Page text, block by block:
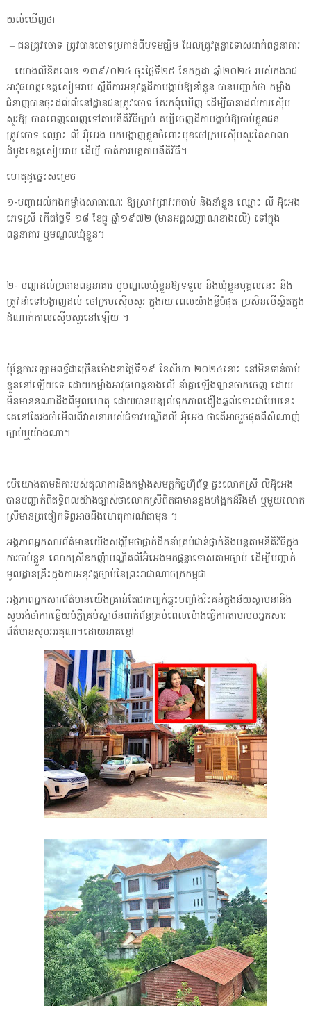
យល់ឃើញថា
– ជនត្រូវចោទ ត្រូវបានចោទប្រកាន់ពីបទមជ្ឈិម ដែលត្រូវផ្តន្ទាទោសដាក់ពន្ធនាគារ
– យោងលិខិតលេខ ១៣៩/០២៤ ចុះថ្ងៃទី២៥ ខែកក្កដា ឆ្នាំ២០២៤ របស់កងរាជ
អាវុធហត្ថខេត្តសៀមរាប ស្ដីពីការអនុវត្តដីកាបង្គាប់ឱ្យនាំខ្លួន បានបញ្ជាក់ថា កម្លាំង
ជំនាញបានចុះដល់លំនៅដ្ឋានជនត្រូវចោទ តែរកពុំឃើញ ដើម្បីធានាដល់ការស៊ើប
សួរឱ្យ បានពេញលេញទៅតាមនីតិវិធីច្បាប់ គប្បីចេញដីកាបង្គាប់ឱ្យចាប់ខ្លួនជន
ត្រូវចោទ ឈ្មោះ លី អ៊ុំអេង មកបង្ហាញខ្លួនចំពោះមុខចៅក្រមស៊ើបសួរនៃសាលា
ដំបូងខេត្តសៀមរាប ដើម្បី ចាត់ការបន្តតាមនីតិវិធី។
ហេតុដូច្នេះសម្រេច
១-បញ្ហាដល់កងកម្លាំងសាធារណៈ ឱ្យស្រាវជ្រាវរកចាប់ និងនាំខ្លួន ឈ្មោះ លី អ៊ុំអេង
ភេទស្រី កើតថ្ងៃទី ១៨ ខែធ្នូ ឆ្នាំ១៩៧២ (មានអត្តសញ្ញាណខាងលើ) ទៅក្នុង
ពន្ធនាគារ ឬមណ្ឌលឃុំខ្លួន។
២- បញ្ហាដល់ប្រធានពន្ធនាគារ ឬមណ្ឌលឃុំខ្លួនឱ្យទទួល និងឃុំខ្លួនបុគ្គលនេះ និង
ត្រូវនាំទៅបង្ហាញដល់ ចៅក្រមស៊ើបសួរ ក្នុងរយៈពេលយ៉ាងខ្លីបំផុត ប្រសិនបើស្ថិតក្នុង
ដំណាក់កាលស៊ើបសួរនៅឡើយ ។
ប៉ុន្តែការឡោមពទ្ធ័ជាច្រើនម៉ោងនាថ្ងៃទី១៩ ខែសីហា ២០២៤នោះ នៅមិនទាន់ចាប់
ខ្លួននៅឡើយទេ ដោយកម្លាំងអាវុធហត្ថខាងលើ នាំគ្នាឡើងឡានចាកចេញ ដោយ
មិនមាននណាដឹងពីមូលហេតុ ដោយបានបន្សល់ទុកភាពងឿងឆ្ងល់ទោះជាបែបនេះ
គេនៅតែរងចាំមើលពីវាសនារបស់ជំទាវបណ្ឌិតលី អ៊ុំអេង ថាតើអាចរួចផុតពីសំណាញ់
ច្បាប់ឬយ៉ាងណា។
បើយោងតាមដីការបស់តុលាការនិងកម្លាំងសមត្ថកិច្ចហ៊ុំព័ទ្ធ ផ្ទះលោកស្រី លីអ៊ុំអេង
បានបញ្ជាក់ពីឥទ្ធិពលយ៉ាងច្បាស់ថាលោកស្រីពិតជាមានខ្នងបង្អែកដ៏រឹងមាំ ឬមួយលោក
ស្រីមានត្រចៀកទិព្វអាចដឹងហេតុការណ៍ជាមុន ។
អង្គភាពអ្នកសារព័ត៌មានយើងសង្ឃឹមថាថ្នាក់ដឹកនាំគ្រប់ជាន់ថ្នាក់និងបន្តតាមនីតិវិធីក្នុង
ការចាប់ខ្លួន លោកស្រីឧកញ៉ាបណ្ឌិតលីអ៊ំអេងមកផ្ដន្ទាទោសតាមច្បាប់ ដើម្បីបញ្ជាក់
មូលដ្ឋានគ្រឹះក្នុងការអនុវត្តច្បាប់នៃព្រះរាជាណាចក្រកម្ពុជា
អង្គភាពអ្នកសារព័ត៌មានយើងគ្រាន់តែជាកញ្ចក់ឆ្លុះបញ្ចាំងរិះគន់ក្នុងន័យស្ថាបនានិង
សូមរង់ចាំការឆ្លើយបំភ្លឺគ្រប់ស្ថាប័នពាក់ព័ន្ធគ្រប់ពេលម៉ោងធ្វើការតាមរបបអ្នកសារ
ព័ត៌មានសូមអរគុណ។ដោយនាគខ្មៅ